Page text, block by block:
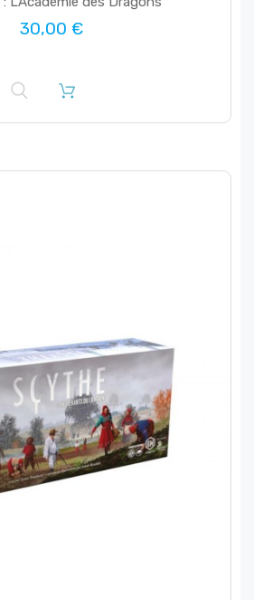
30,00 €